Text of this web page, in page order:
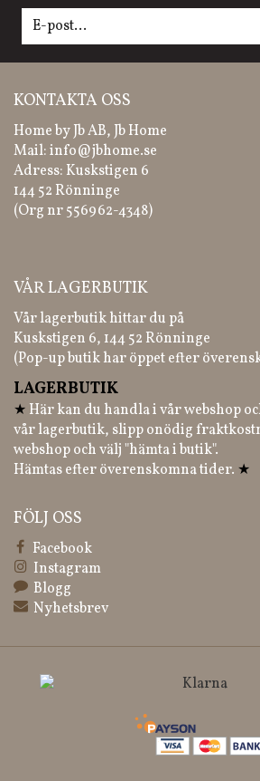
KONTAKTA OSS
Home by Jb AB, Jb Home
Mail:info@jbhome.se
Adress: Kuskstigen 6
144 52 Rönninge
(Org nr 556962-4348)
VÅR LAGERBUTIK
Vår lagerbutik hittar du på
Kuskstigen 6, 144 52 Rönninge
(Pop-up butik har öppet efter
LAGERBUTIK
★ Här kan du handla i vår webshop
vår lagerbutik, slipp onödig
webshop och välj "hämta i butik".
Hämtas efter överenskomna tider. ★
FÖLJ OSS
Facebook
Instagram
Blogg
Nyhetsbrev